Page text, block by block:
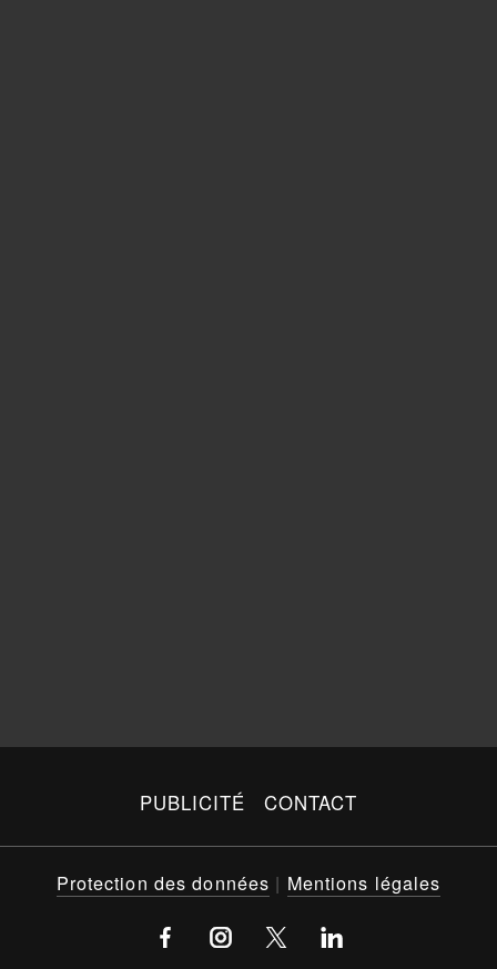
PUBLICITÉ CONTACT
Protection des données | Mentions légales